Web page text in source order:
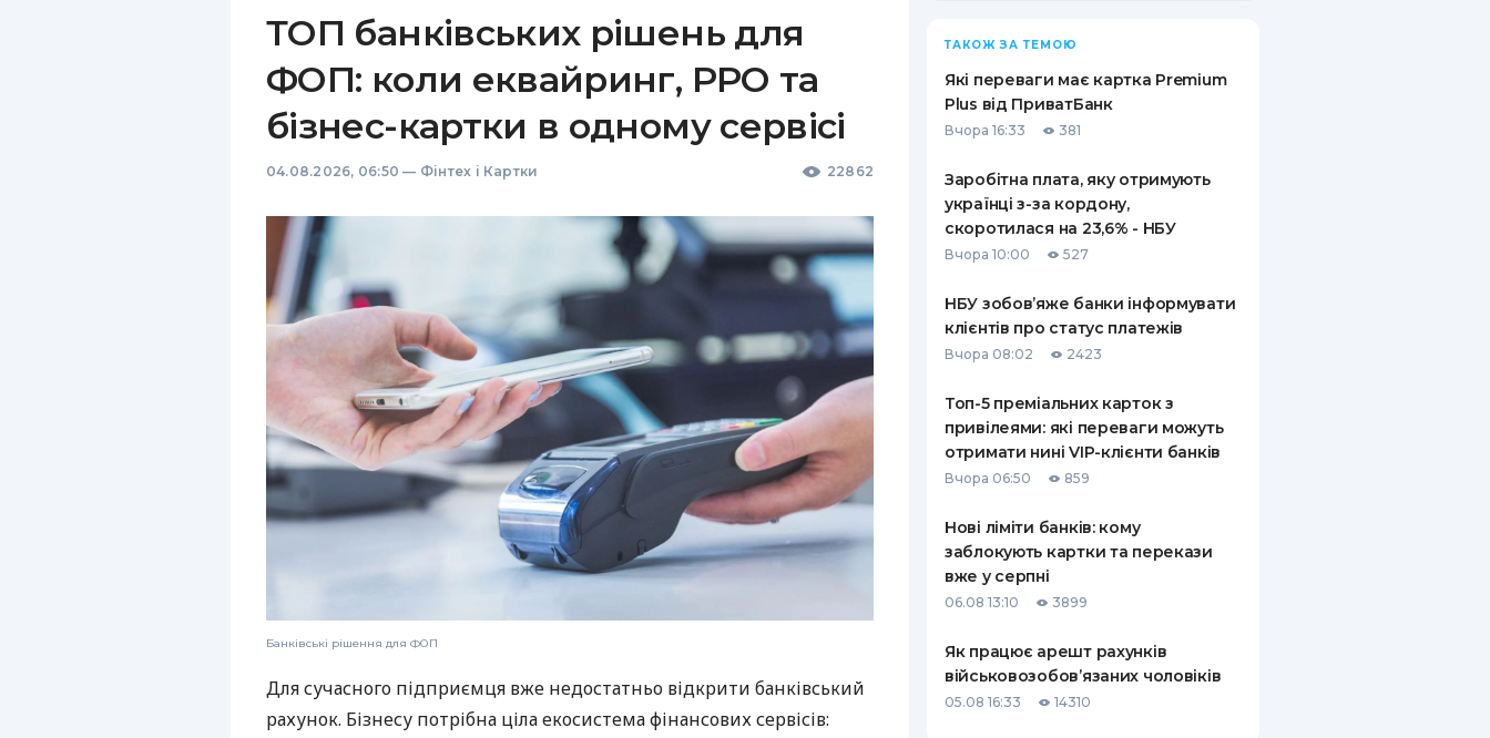
ТОП банківських рішень для
ФОП: коли еквайринг, РРО та
бізнес-картки в одному сервісі
04.08.2026, 06:50 — Фінтех і Картки 22862
Банківські рішення для ФОП
Для сучасного підприємця вже недостатньо відкрити банківський
рахунок. Бізнесу потрібна ціла екосистема фінансових сервісів:
ТАКОЖ ЗА ТЕМОЮ
Які переваги має картка Premium
Plus від ПриватБанк
Вчора 16:33 381
Заробітна плата, яку отримують
українці з-за кордону,
скоротилася на 23,6% - НБУ
Вчора 10:00 527
НБУ зобов’яже банки інформувати
клієнтів про статус платежів
Вчора 08:02 2423
Топ-5 преміальних карток з
привілеями: які переваги можуть
отримати нині VIP-клієнти банків
Вчора 06:50 859
Нові ліміти банків: кому
заблокують картки та перекази
вже у серпні
06.08 13:10 3899
Як працює арешт рахунків
військовозобов’язаних чоловіків
05.08 16:33 14310